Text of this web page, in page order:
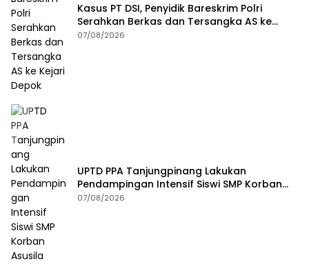
Kasus PT DSI, Penyidik Bareskrim Polri
Serahkan Berkas dan Tersangka AS ke
Kejari Depok
07/08/2026
UPTD PPA Tanjungpinang Lakukan
Pendampingan Intensif Siswi SMP Korban
Asusila
07/08/2026